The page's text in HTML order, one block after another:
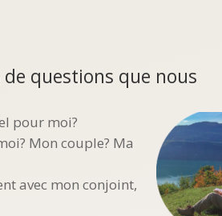
questions que nous
pour moi?
Mon couple? Ma
avec mon conjoint,